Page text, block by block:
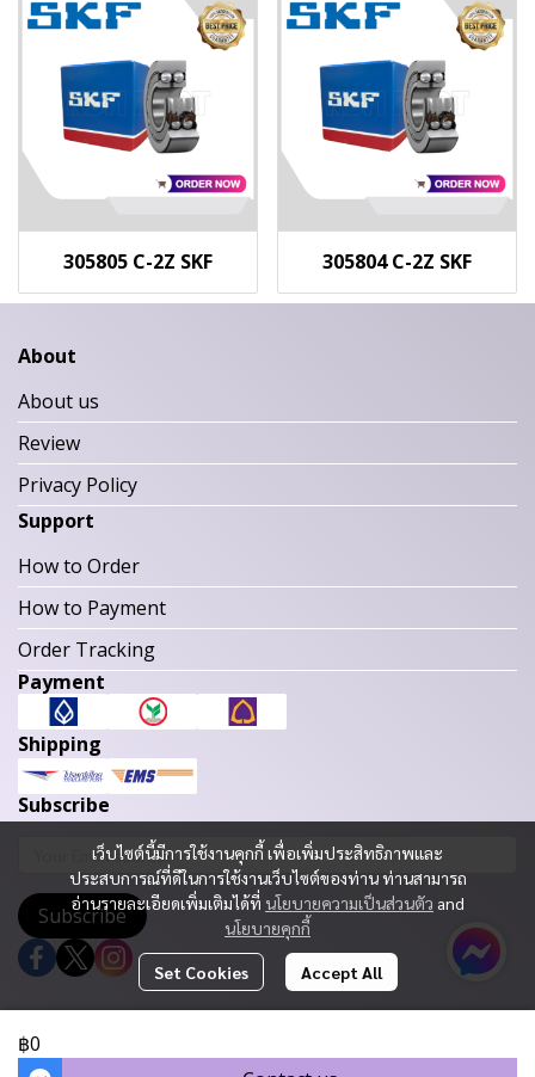
305805 C-2Z SKF 305804 C-2Z SKF
฿0
เว็บไซต์นี้มีการใช้งานคุกกี้ เพื่อเพิ่มประสิทธิภาพและ
ประสบการณ์ที่ดีในการใช้งานเว็บไซต์ของท่าน ท่านสามารถ
อ่านรายละเอียดเพิ่มเติมได้ที่ นโยบายความเป็นส่วนตัว and
นโยบายคุกกี้
Set Cookies Accept All
About
About us
Review
Privacy Policy
Support
How to Order
How to Payment
Order Tracking
Payment
Shipping
Subscribe
Subscribe
Today Visitor1,302